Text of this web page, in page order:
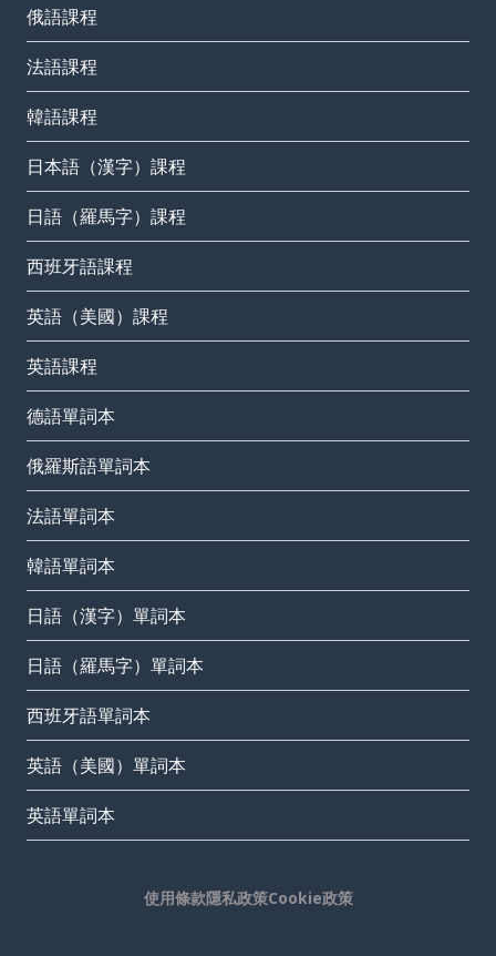
俄語課程
法語課程
韓語課程
日本語（漢字）課程
日語（羅馬字）課程
西班牙語課程
英語（美國）課程
英語課程
德語單詞本
俄羅斯語單詞本
法語單詞本
韓語單詞本
日語（漢字）單詞本
日語（羅馬字）單詞本
西班牙語單詞本
英語（美國）單詞本
英語單詞本
使用條款隱私政策Cookie政策